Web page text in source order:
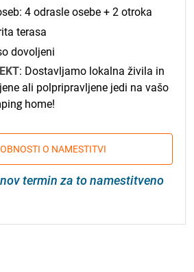
4 odrasle osebe + 2 otroka
terasa
dovoljeni
: Dostavljamo lokalna živila in
ali polpripravljene jedi na vašo
home!
O NAMESTITVI
termin za to namestitveno